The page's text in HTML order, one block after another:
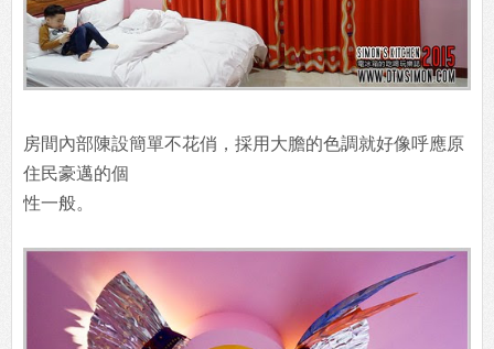
房間內部陳設簡單不花俏，採用大膽的色調就好像呼應原
住民豪邁的個
性一般。